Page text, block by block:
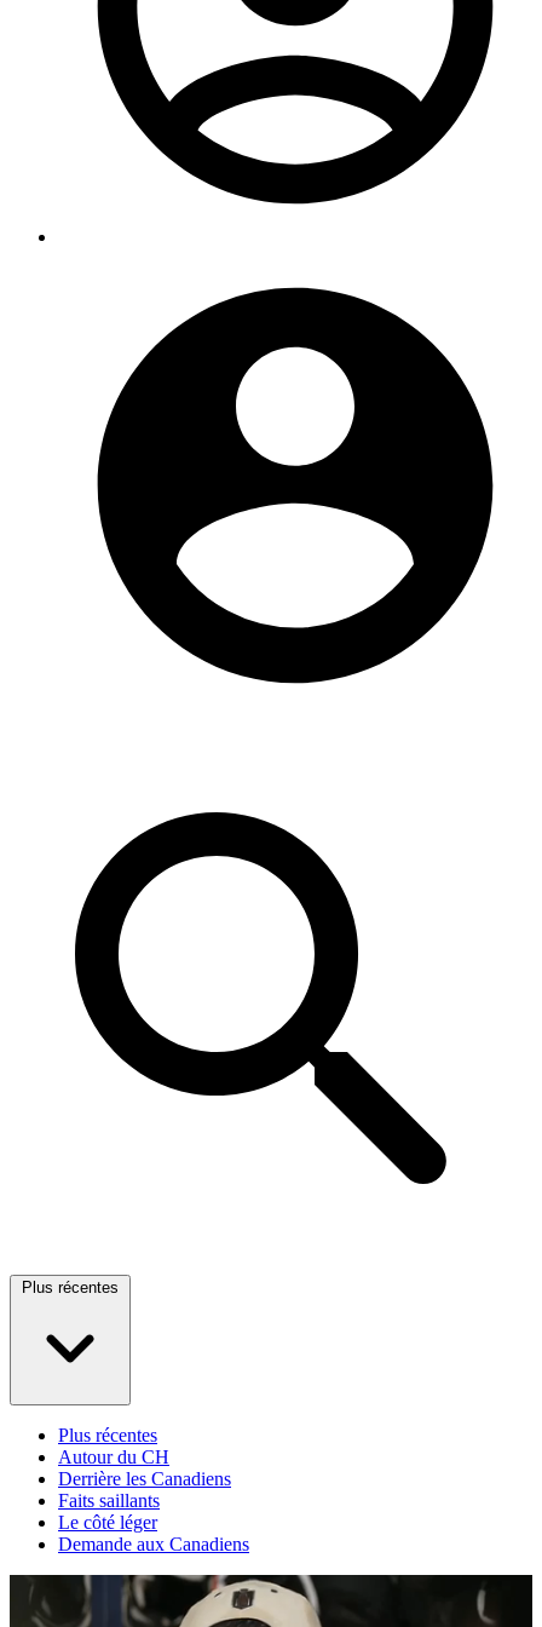
Plus récentes
Plus récentes
Autour du CH
Derrière les Canadiens
Faits saillants
Le côté léger
Demande aux Canadiens